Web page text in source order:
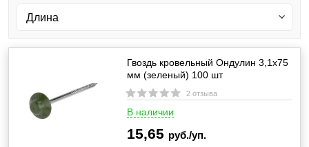
Гвоздь кровельный Ондулин 3,1х75
мм (зеленый) 100 шт
2 отзыва
В наличии
15,65 руб./уп.